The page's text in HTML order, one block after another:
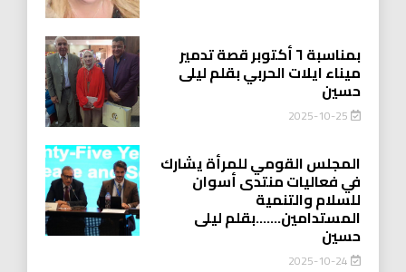
بمناسبة ٦ أكتوبر قصة تدمير
ميناء ايلات الحربي بقلم ليلى
حسين
2025-10-25
المجلس القومي للمرأة يشارك
في فعاليات منتدى أسوان
للسلام والتنمية
المستدامين…….بقلم ليلى
حسين
2025-10-24